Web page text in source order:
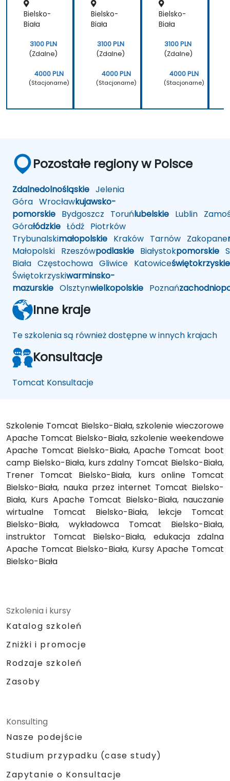
Bielsko-
Biała
3100 PLN
(Zdalne)
4000 PLN
(Stacjonarne)
Bielsko-
Biała
3100 PLN
(Zdalne)
4000 PLN
(Stacjonarne)
Bielsko-
Biała
3100 PLN
(Zdalne)
4000 PLN
(Stacjonarne)
Pozostałe regiony w Polsce
Zdalnedolnośląskie Jelenia
Góra Wrocławkujawsko-
pomorskie Bydgoszcz Toruńlubelskie Lublin
Górałódzkie Łódź Piotrków
Trybunalskimałopolskie Kraków Tarnów Zakopane
Małopolski Rzeszówpodlaskie Białystokpomorskie
Biała Częstochowa Gliwice Katowiceświętokrzyskie
Świętokrzyskiwarminsko-
mazurskie Olsztynwielkopolskie Poznań
Inne kraje
Te szkolenia są również dostępne w innych krajach
Konsultacje
Tomcat Konsultacje
Szkolenie Tomcat Bielsko-Biała, szkolenie wieczorowe
Apache Tomcat Bielsko-Biała, szkolenie weekendowe
Apache Tomcat Bielsko-Biała, Apache Tomcat boot
camp Bielsko-Biała, kurs zdalny Tomcat Bielsko-Biała,
Trener Tomcat Bielsko-Biała, kurs online Tomcat
Bielsko-Biała, nauka przez internet Tomcat Bielsko-
Biała, Kurs Apache Tomcat Bielsko-Biała, nauczanie
wirtualne Tomcat Bielsko-Biała, lekcje Tomcat
Bielsko-Biała, wykładowca Tomcat Bielsko-Biała,
instruktor Tomcat Bielsko-Biała, edukacja zdalna
Apache Tomcat Bielsko-Biała, Kursy Apache Tomcat
Bielsko-Biała
Szkolenia i kursy
Katalog szkoleń
Zniżki i promocje
Rodzaje szkoleń
Zasoby
Konsulting
Nasze podejście
Studium przypadku (case study)
Zapytanie o Konsultacje